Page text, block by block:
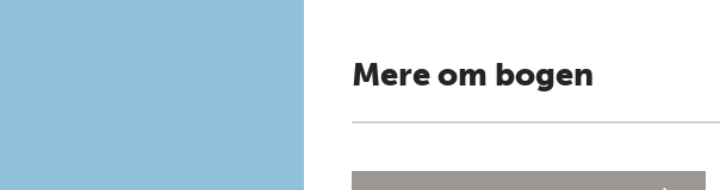
Mere om bogen